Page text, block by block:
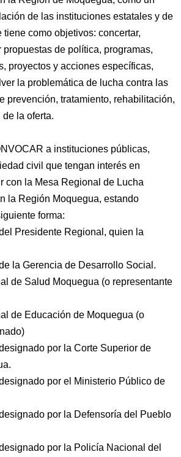
de las instituciones estatales y de
tiene como objetivos: concertar,
propuestas de política, programas,
proyectos y acciones específicas,
la problemática de lucha contra las
prevención, tratamiento, rehabilitación,
la oferta.
a instituciones públicas,
civil que tengan interés en
con la Mesa Regional de Lucha
la Región Moquegua, estando
forma:
Presidente Regional, quien la
la Gerencia de Desarrollo Social.
de Salud Moquegua (o representante
de Educación de Moquegua (o
por la Corte Superior de
por el Ministerio Público de
por la Defensoría del Pueblo
por la Policía Nacional del